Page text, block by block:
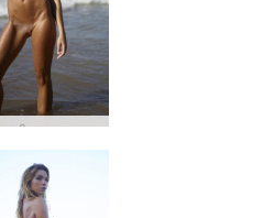
एम्बर जीवन एक समुद्र तट है #22